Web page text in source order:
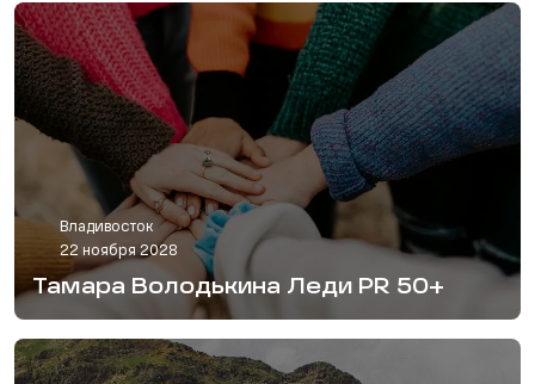
Владивосток
22 ноября 2028
Тамара Володькина Леди PR 50+